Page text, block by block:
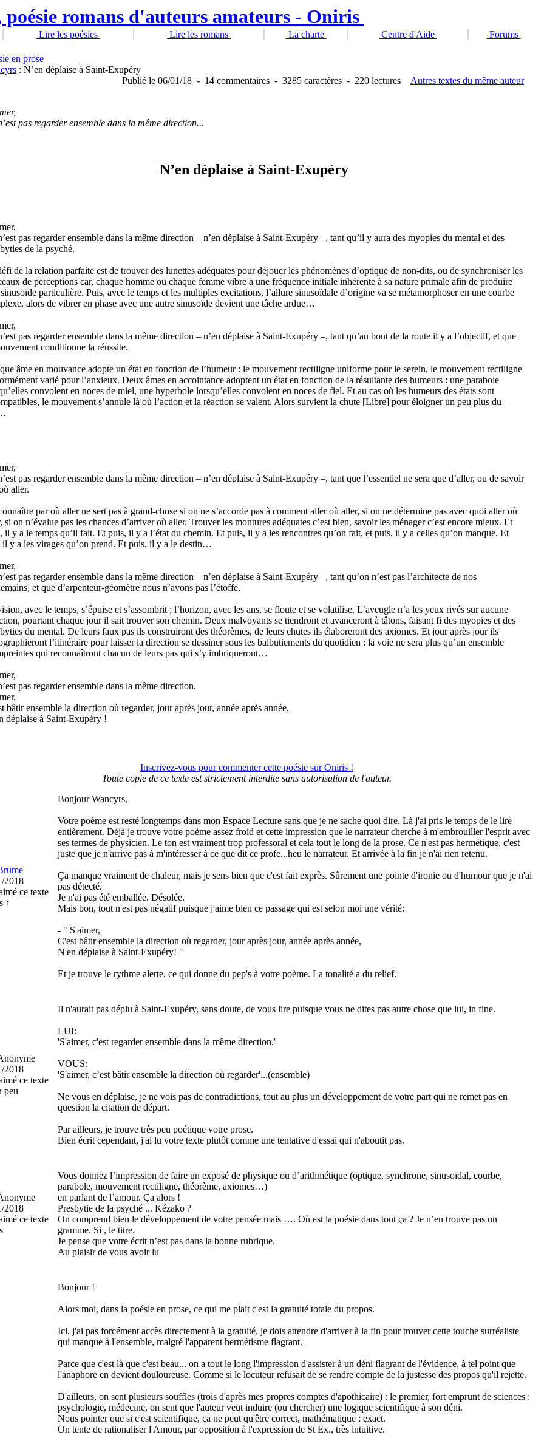
Lire les poésies Lire les romans La charte Centre d'Aide
Forums
en prose
: N’en déplaise à Saint-Exupéry
Publié le 06/01/18 - 14 commentaires - 3285 caractères - 220 lectures Autres textes du même auteur
pas regarder ensemble dans la même direction...
N’en déplaise à Saint-Exupéry
pas regarder ensemble dans la même direction – n’en déplaise à Saint-Exupéry –, tant qu’il y aura des myopies du mental et des
de la psyché.
de la relation parfaite est de trouver des lunettes adéquates pour déjouer les phénomènes d’optique de non-dits, ou de synchroniser les
de perceptions car, chaque homme ou chaque femme vibre à une fréquence initiale inhérente à sa nature primale afin de produire
particulière. Puis, avec le temps et les multiples excitations, l’allure sinusoïdale d’origine va se métamorphoser en une courbe
alors de vibrer en phase avec une autre sinusoïde devient une tâche ardue…
pas regarder ensemble dans la même direction – n’en déplaise à Saint-Exupéry –, tant qu’au bout de la route il y a l’objectif, et que
conditionne la réussite.
âme en mouvance adopte un état en fonction de l’humeur : le mouvement rectiligne uniforme pour le serein, le mouvement rectiligne
varié pour l’anxieux. Deux âmes en accointance adoptent un état en fonction de la résultante des humeurs : une parabole
convolent en noces de miel, une hyperbole lorsqu’elles convolent en noces de fiel. Et au cas où les humeurs des états sont
le mouvement s’annule là où l’action et la réaction se valent. Alors survient la chute [Libre] pour éloigner un peu plus du
pas regarder ensemble dans la même direction – n’en déplaise à Saint-Exupéry –, tant que l’essentiel ne sera que d’aller, ou de savoir
aller.
par où aller ne sert pas à grand-chose si on ne s’accorde pas à comment aller où aller, si on ne détermine pas avec quoi aller où
si on n’évalue pas les chances d’arriver où aller. Trouver les montures adéquates c’est bien, savoir les ménager c’est encore mieux. Et
il y a le temps qu’il fait. Et puis, il y a l’état du chemin. Et puis, il y a les rencontres qu’on fait, et puis, il y a celles qu’on manque. Et
il y a les virages qu’on prend. Et puis, il y a le destin…
pas regarder ensemble dans la même direction – n’en déplaise à Saint-Exupéry –, tant qu’on n’est pas l’architecte de nos
et que d’arpenteur-géomètre nous n’avons pas l’étoffe.
avec le temps, s’épuise et s’assombrit ; l’horizon, avec les ans, se floute et se volatilise. L’aveugle n’a les yeux rivés sur aucune
pourtant chaque jour il sait trouver son chemin. Deux malvoyants se tiendront et avanceront à tâtons, faisant fi des myopies et des
du mental. De leurs faux pas ils construiront des théorèmes, de leurs chutes ils élaboreront des axiomes. Et jour après jour ils
l’itinéraire pour laisser la direction se dessiner sous les balbutiements du quotidien : la voie ne sera plus qu’un ensemble
qui reconnaîtront chacun de leurs pas qui s’y imbriqueront…
pas regarder ensemble dans la même direction.
bâtir ensemble la direction où regarder, jour après jour, année après année,
déplaise à Saint-Exupéry !
Inscrivez-vous pour commenter cette poésie sur Oniris !
Toute copie de ce texte est strictement interdite sans autorisation de l'auteur.
2018
ce texte
↑
Bonjour Wancyrs,
Votre poème est resté longtemps dans mon Espace Lecture sans que je ne sache quoi dire. Là j'ai pris le temps de le lire
entièrement. Déjà je trouve votre poème assez froid et cette impression que le narrateur cherche à m'embrouiller l'esprit avec
ses termes de physicien. Le ton est vraiment trop professoral et cela tout le long de la prose. Ce n'est pas hermétique, c'est
juste que je n'arrive pas à m'intéresser à ce que dit ce profe...heu le narrateur. Et arrivée à la fin je n'ai rien retenu.
Ça manque vraiment de chaleur, mais je sens bien que c'est fait exprès. Sûrement une pointe d'ironie ou d'humour que je n'ai
pas détecté.
Je n'ai pas été emballée. Désolée.
Mais bon, tout n'est pas négatif puisque j'aime bien ce passage qui est selon moi une vérité:
- " S'aimer,
C'est bâtir ensemble la direction où regarder, jour après jour, année après année,
N'en déplaise à Saint-Exupéry! "
Et je trouve le rythme alerte, ce qui donne du pep's à votre poème. La tonalité a du relief.
2018
ce texte
peu
Il n'aurait pas déplu à Saint-Exupéry, sans doute, de vous lire puisque vous ne dites pas autre chose que lui, in fine.
LUI:
'S'aimer, c'est regarder ensemble dans la même direction.'
VOUS:
'S'aimer, c’est bâtir ensemble la direction où regarder'...(ensemble)
Ne vous en déplaise, je ne vois pas de contradictions, tout au plus un développement de votre part qui ne remet pas en
question la citation de départ.
Par ailleurs, je trouve très peu poétique votre prose.
Bien écrit cependant, j'ai lu votre texte plutôt comme une tentative d'essai qui n'aboutit pas.
2018
ce texte
Vous donnez l’impression de faire un exposé de physique ou d’arithmétique (optique, synchrone, sinusoïdal, courbe,
parabole, mouvement rectiligne, théorème, axiomes…)
en parlant de l’amour. Ça alors !
Presbytie de la psyché ... Kézako ?
On comprend bien le développement de votre pensée mais …. Où est la poésie dans tout ça ? Je n’en trouve pas un
gramme. Si , le titre.
Je pense que votre écrit n’est pas dans la bonne rubrique.
Au plaisir de vous avoir lu
Bonjour !
Alors moi, dans la poésie en prose, ce qui me plait c'est la gratuité totale du propos.
Ici, j'ai pas forcément accès directement à la gratuité, je dois attendre d'arriver à la fin pour trouver cette touche surréaliste
qui manque à l'ensemble, malgré l'apparent hermétisme flagrant.
Parce que c'est là que c'est beau... on a tout le long l'impression d'assister à un déni flagrant de l'évidence, à tel point que
l'anaphore en devient douloureuse. Comme si le locuteur refusait de se rendre compte de la justesse des propos qu'il rejette.
D'ailleurs, on sent plusieurs souffles (trois d'après mes propres comptes d'apothicaire) : le premier, fort emprunt de sciences :
psychologie, médecine, on sent que l'auteur veut induire (ou chercher) une logique scientifique à son déni.
Nous pointer que si c'est scientifique, ça ne peut qu'être correct, mathématique : exact.
On tente de rationaliser l'Amour, par opposition à l'expression de St Ex., très intuitive.